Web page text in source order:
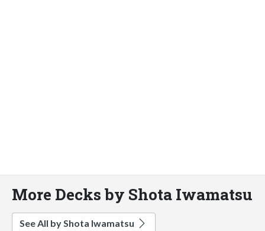
More Decks by Shota Iwamatsu
See All by Shota Iwamatsu